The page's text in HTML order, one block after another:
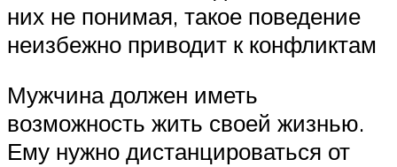
них не понимая, такое поведение
неизбежно приводит к конфликтам
Мужчина должен иметь
возможность жить своей жизнью.
Ему нужно дистанцироваться от